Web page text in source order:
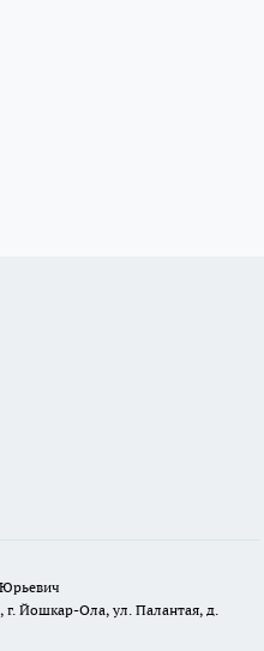
г. Йошкар-Ола, ул. Палантая, д.